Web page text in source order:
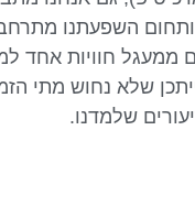
ותחום השפעתנו
ממעגל חוויות אחד
שער 13 ייתכן שלא נחוש מתי
שלמדנו.